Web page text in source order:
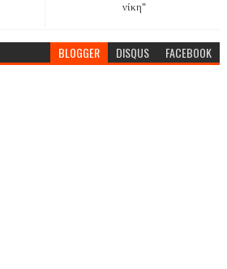
νίκη"
BLOGGER DISQUS FACEBOOK